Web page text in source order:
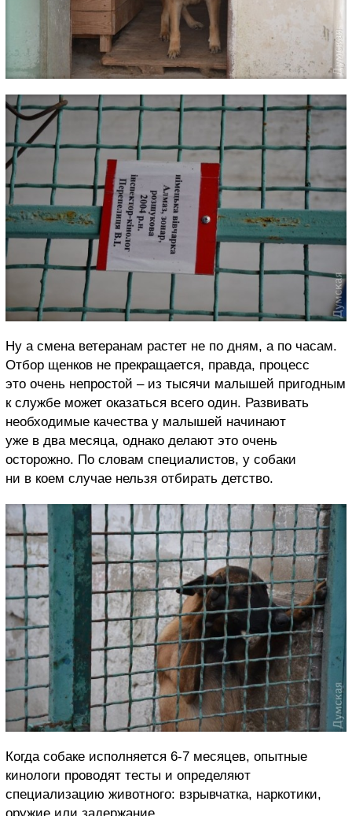
Ну а смена ветеранам растет не по дням, а по часам.
Отбор щенков не прекращается, правда, процесс
это очень непростой – из тысячи малышей пригодным
к службе может оказаться всего один. Развивать
необходимые качества у малышей начинают
уже в два месяца, однако делают это очень
осторожно. По словам специалистов, у собаки
ни в коем случае нельзя отбирать детство.
Когда собаке исполняется 6-7 месяцев, опытные
кинологи проводят тесты и определяют
специализацию животного: взрывчатка, наркотики,